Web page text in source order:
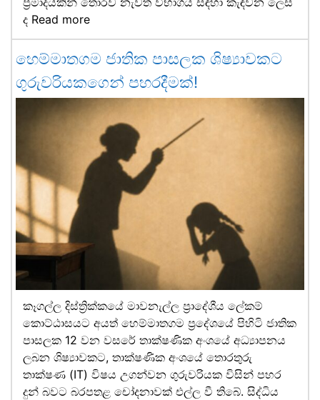
ද Read more
හෙම්මාතගම ජාතික පාසලක ශිෂ්‍යාවකට
ගුරුවරියකගෙන් පහරදීමක්!
කෑගල්ල දිස්ත්‍රික්කයේ මාවනැල්ල ප්‍රාදේශීය ලේකම්
කොට්ඨාසයට අයත් හෙම්මාතගම ප්‍රදේශයේ පිහිටි ජාතික
පාසලක 12 වන වසරේ තාක්ෂණික අංශයේ අධ්‍යාපනය
ලබන ශිෂ්‍යාවකට, තාක්ෂණික අංශයේ තොරතුරු
තාක්ෂණ (IT) විෂය උගන්වන ගුරුවරියක විසින් පහර
දුන් බවට බරපතළ චෝදනාවක් එල්ල වී තිබේ. සිද්ධිය